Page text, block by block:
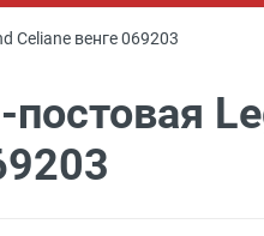
Celiane венге 069203